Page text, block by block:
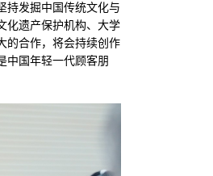
持发掘中国传统文化与
化遗产保护机构、大学
的合作，将会持续创作
中国年轻一代顾客朋